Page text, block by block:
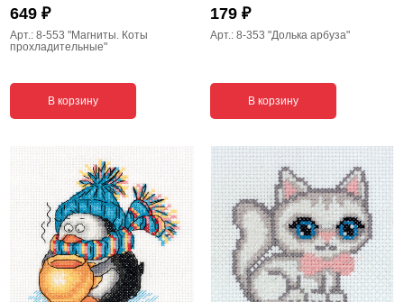
649₽
Арт.: 8-553"Магниты. Коты
прохладительные"
В корзину
179 ₽
Арт.: 8-353 "Долька арбуза"
В корзину